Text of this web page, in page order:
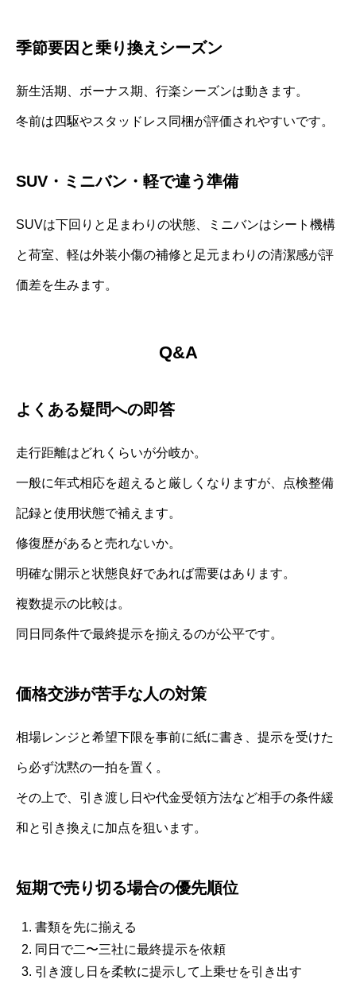
季節要因と乗り換えシーズン
新生活期、ボーナス期、行楽シーズンは動きます。
冬前は四駆やスタッドレス同梱が評価されやすいです。
SUV・ミニバン・軽で違う準備
SUVは下回りと足まわりの状態、ミニバンはシート機構
と荷室、軽は外装小傷の補修と足元まわりの清潔感が評
価差を生みます。
Q&A
よくある疑問への即答
走行距離はどれくらいが分岐か。
一般に年式相応を超えると厳しくなりますが、点検整備
記録と使用状態で補えます。
修復歴があると売れないか。
明確な開示と状態良好であれば需要はあります。
複数提示の比較は。
同日同条件で最終提示を揃えるのが公平です。
価格交渉が苦手な人の対策
相場レンジと希望下限を事前に紙に書き、提示を受けた
ら必ず沈黙の一拍を置く。
その上で、引き渡し日や代金受領方法など相手の条件緩
和と引き換えに加点を狙います。
短期で売り切る場合の優先順位
書類を先に揃える
同日で二〜三社に最終提示を依頼
引き渡し日を柔軟に提示して上乗せを引き出す